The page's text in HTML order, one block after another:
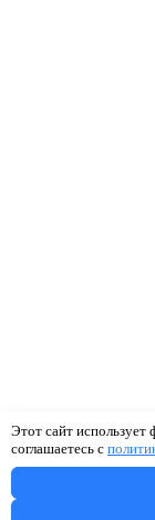
Этот сайт
соглашаетесь с